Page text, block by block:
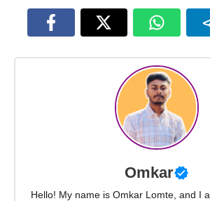
Omkar
Hello! My name is Omkar Lomte, and I